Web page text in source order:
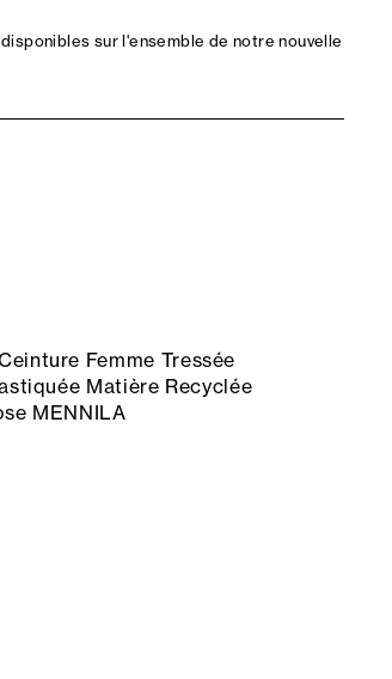
sur l'ensemble de notre nouvelle